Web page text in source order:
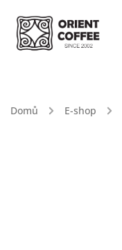
Domů / E-shop /